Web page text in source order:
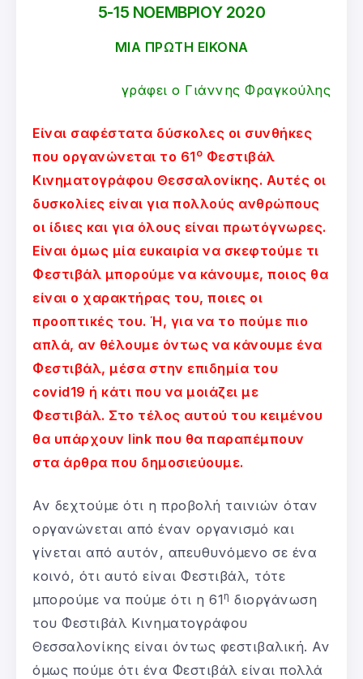
5-15 ΝΟΕΜΒΡΙΟΥ 2020
ΜΙΑ ΠΡΩΤΗ ΕΙΚΟΝΑ
γράφει ο Γιάννης Φραγκούλης
Είναι σαφέστατα δύσκολες οι συνθήκες
που οργανώνεται το 61ο Φεστιβάλ
Κινηματογράφου Θεσσαλονίκης. Αυτές οι
δυσκολίες είναι για πολλούς ανθρώπους
οι ίδιες και για όλους είναι πρωτόγνωρες.
Είναι όμως μία ευκαιρία να σκεφτούμε τι
Φεστιβάλ μπορούμε να κάνουμε, ποιος θα
είναι ο χαρακτήρας του, ποιες οι
προοπτικές του. Ή, για να το πούμε πιο
απλά, αν θέλουμε όντως να κάνουμε ένα
Φεστιβάλ, μέσα στην επιδημία του
covid19 ή κάτι που να μοιάζει με
Φεστιβάλ. Στο τέλος αυτού του κειμένου
θα υπάρχουν link που θα παραπέμπουν
στα άρθρα που δημοσιεύουμε.
Αν δεχτούμε ότι η προβολή ταινιών όταν
οργανώνεται από έναν οργανισμό και
γίνεται από αυτόν, απευθυνόμενο σε ένα
κοινό, ότι αυτό είναι Φεστιβάλ, τότε
μπορούμε να πούμε ότι η 61 η διοργάνωση
του Φεστιβάλ Κινηματογράφου
Θεσσαλονίκης είναι όντως φεστιβαλική. Αν
όμως πούμε ότι ένα Φεστιβάλ είναι πολλά